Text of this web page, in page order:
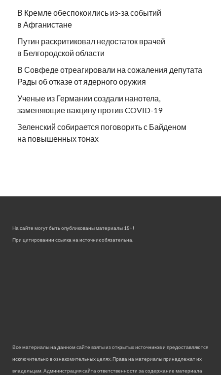
В Кремле обеспокоились из-за событий
в Афганистане
Путин раскритиковал недостаток врачей
в Белгородской области
В Совфеде отреагировали на сожаления депутата
Рады об отказе от ядерного оружия
Ученые из Германии создали нанотела,
заменяющие вакцину против COVID-19
Зеленский собирается поговорить с Байденом
на повышенных тонах
На сайте могут быть опубликованы материалы 18+!
При цитировании ссылка на источник обязательна.
Все материалы на данном сайте взяты из открытых источников и предоставляются
исключительно в ознакомительных целях. Права на материалы принадлежат их
владельцам. Администрация сайта ответственности за содержание материала